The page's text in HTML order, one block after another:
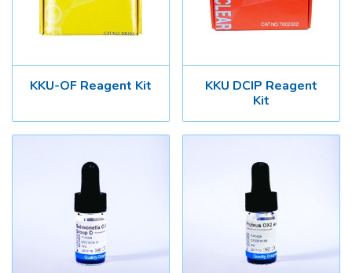
KKU-OF Reagent Kit
KKU DCIP Reagent
Kit